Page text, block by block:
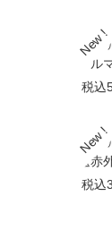
ミネ
トル
税込
ミネ
遠赤
税込